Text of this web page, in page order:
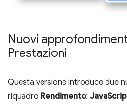
Nuovi
Prestazioni
Questa versione introduce due
riquadro Rendimento: